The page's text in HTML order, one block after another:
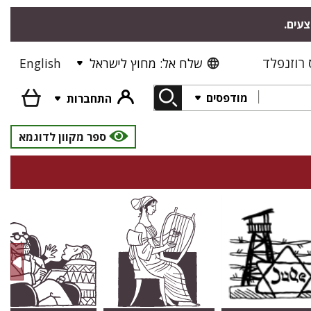
שלח אל: מחוץ לישראל English
מודפסים
התחברות
ספר מקוון לדוגמא